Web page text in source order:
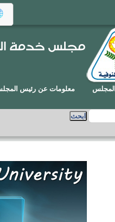
معلومات عن رئيس